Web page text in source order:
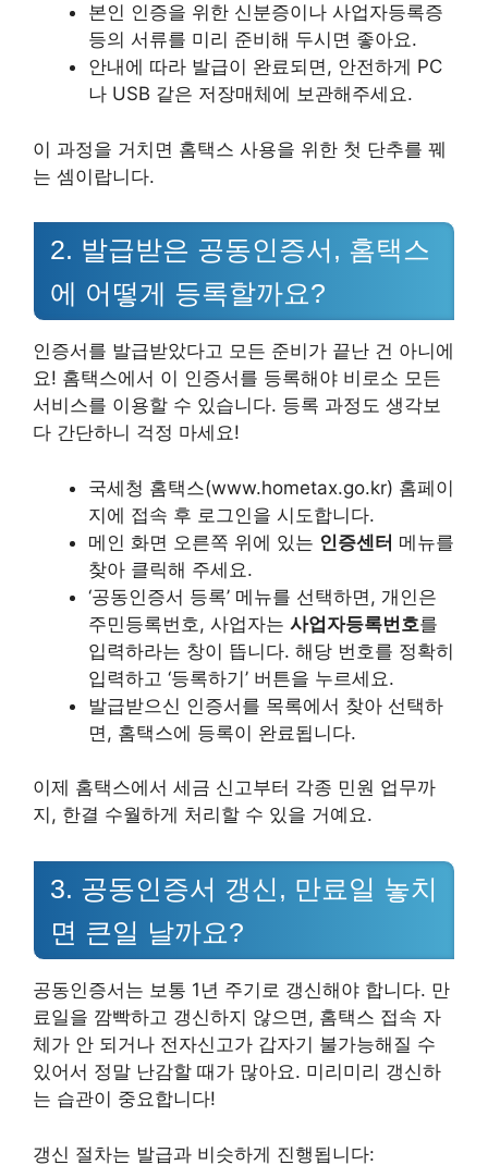
본인 인증을 위한 신분증이나 사업자등록증
등의 서류를 미리 준비해 두시면 좋아요.
안내에 따라 발급이 완료되면, 안전하게 PC
나 USB 같은 저장매체에 보관해주세요.
이 과정을 거치면 홈택스 사용을 위한 첫 단추를 꿰
는 셈이랍니다.
2. 발급받은 공동인증서, 홈택스
에 어떻게 등록할까요?
인증서를 발급받았다고 모든 준비가 끝난 건 아니에
요! 홈택스에서 이 인증서를 등록해야 비로소 모든
서비스를 이용할 수 있습니다. 등록 과정도 생각보
다 간단하니 걱정 마세요!
국세청 홈택스(www.hometax.go.kr) 홈페이
지에 접속 후 로그인을 시도합니다.
메인 화면 오른쪽 위에 있는 인증센터 메뉴를
찾아 클릭해 주세요.
‘공동인증서 등록’ 메뉴를 선택하면, 개인은
주민등록번호, 사업자는 사업자등록번호를
입력하라는 창이 뜹니다. 해당 번호를 정확히
입력하고 ‘등록하기’ 버튼을 누르세요.
발급받으신 인증서를 목록에서 찾아 선택하
면, 홈택스에 등록이 완료됩니다.
이제 홈택스에서 세금 신고부터 각종 민원 업무까
지, 한결 수월하게 처리할 수 있을 거예요.
3. 공동인증서 갱신, 만료일 놓치
면 큰일 날까요?
공동인증서는 보통 1년 주기로 갱신해야 합니다. 만
료일을 깜빡하고 갱신하지 않으면, 홈택스 접속 자
체가 안 되거나 전자신고가 갑자기 불가능해질 수
있어서 정말 난감할 때가 많아요. 미리미리 갱신하
는 습관이 중요합니다!
갱신 절차는 발급과 비슷하게 진행됩니다: